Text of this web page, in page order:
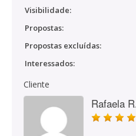
Visibilidade:
Propostas:
Propostas excluídas:
Interessados:
Cliente
Rafaela